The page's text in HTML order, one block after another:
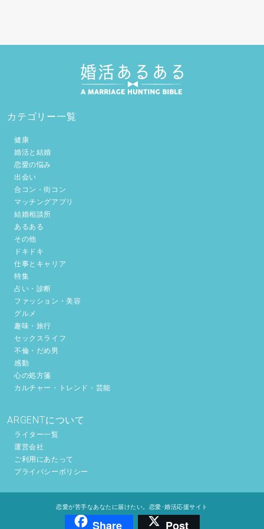
カテゴリー一覧
健康
婚活と結婚
恋愛の悩み
出会い
合コン・街コン
マッチングアプリ
結婚相談所
あるある
その他
ドキドキ
仕事とキャリア
特集
占い・診断
ファッション・美容
グルメ
趣味・旅行
セックスライフ
不倫・だめ男
感動
心の処方箋
カルチャー・トレンド・芸能
ARGENTについて
ライター一覧
運営会社
ご利用にあたって
プライバシーポリシー
恋愛が苦手なあなたに届けたい。恋愛･婚活応援サイト
Share Post